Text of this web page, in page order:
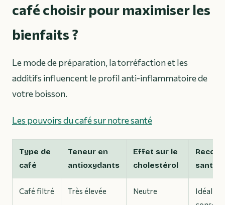
café choisir pour maximiser les
bienfaits ?
Le mode de préparation, la torréfaction et les
additifs influencent le profil anti-inflammatoire de
votre boisson.
Les pouvoirs du café sur notre santé
Type de
café
Teneur en
antioxydants
Effet sur le
cholestérol
santé
Café filtré Très élevée Neutre
Idéal